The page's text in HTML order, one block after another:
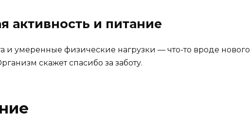
активность и питание
и умеренные физические нагрузки — что-то вроде нового
скажет спасибо за заботу.